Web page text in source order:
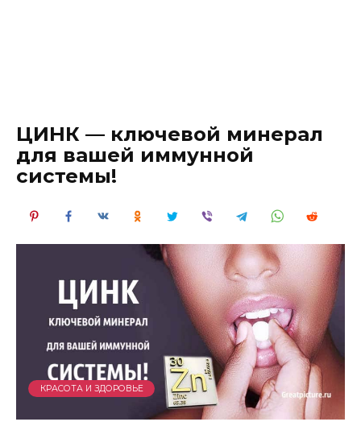
ЦИНК — ключевой минерал
для вашей иммунной
системы!
КРАСОТА И ЗДОРОВЬЕ